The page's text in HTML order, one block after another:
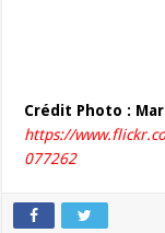
Crédit Photo :
https://
077262